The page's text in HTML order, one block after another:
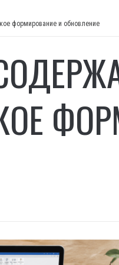
формирование и обновление